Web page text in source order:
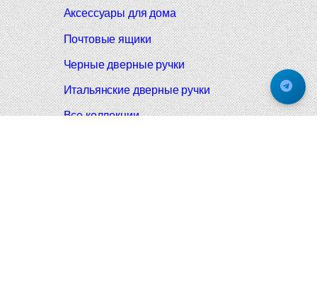
Аксессуары для дома
Почтовые ящики
Черные дверные ручки
Итальянские дверные ручки
Все коллекции